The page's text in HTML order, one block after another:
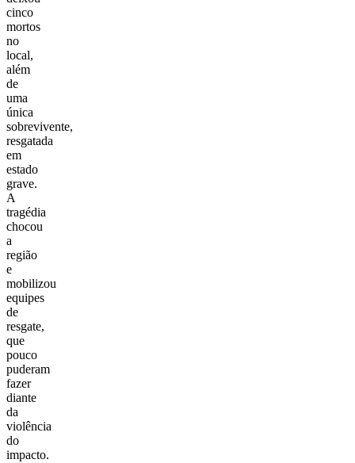
cinco
mortos
no
local,
além
de
uma
única
sobrevivente,
resgatada
em
estado
grave.
A
tragédia
chocou
a
região
e
mobilizou
equipes
de
resgate,
que
pouco
puderam
fazer
diante
da
violência
do
impacto.